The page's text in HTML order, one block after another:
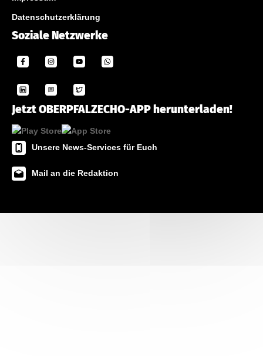
Datenschutzerklärung
Soziale Netzwerke
Jetzt OBERPFALZECHO-APP herunterladen!
Unsere News-Services für Euch
Mail an die Redaktion